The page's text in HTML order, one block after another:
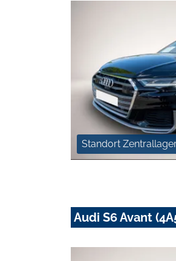
Standort
Audi S6 Avant